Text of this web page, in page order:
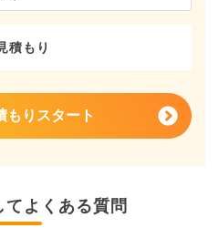
積もり
もりスタート
よくある質問